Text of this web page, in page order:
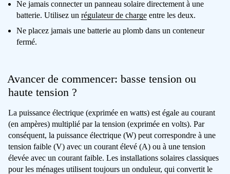
Ne jamais connecter un panneau solaire directement à une
batterie. Utilisez un régulateur de charge entre les deux.
Ne placez jamais une batterie au plomb dans un conteneur
fermé.
Avancer de commencer: basse tension ou
haute tension ?
La puissance électrique (exprimée en watts) est égale au courant
(en ampères) multiplié par la tension (exprimée en volts). Par
conséquent, la puissance électrique (W) peut correspondre à une
tension faible (V) avec un courant élevé (A) ou à une tension
élevée avec un courant faible. Les installations solaires classiques
pour les ménages utilisent toujours un onduleur, qui convertit le